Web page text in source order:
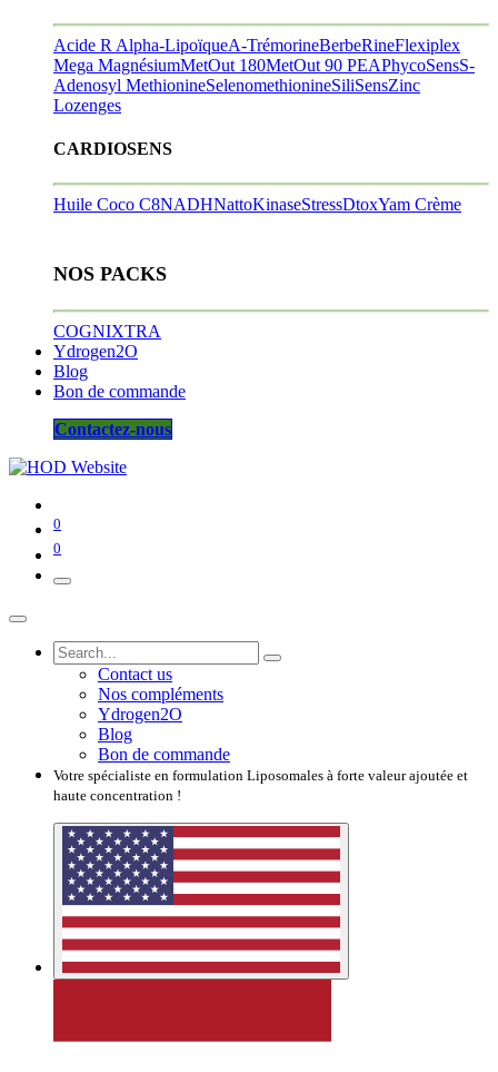
Acide R Alpha-LipoïqueA-TrémorineBerbeRineFlexiplex
Mega MagnésiumMetOut 180MetOut 90 PEAPhycoSensS-
Adenosyl MethionineSelenomethionineSiliSensZinc
Lozenges
CARDIOSENS
Huile Coco C8NADHNattoKinaseStressDtoxYam Crème
NOS PACKS
COGNIXTRA
Ydrogen2O
Blog
Bon de commande
Contactez-nous
0
0
Contact us
Nos compléments
Ydrogen2O
Blog
Bon de commande
Votre spécialiste en formulation Liposomales à forte valeur ajoutée et
haute concentration !